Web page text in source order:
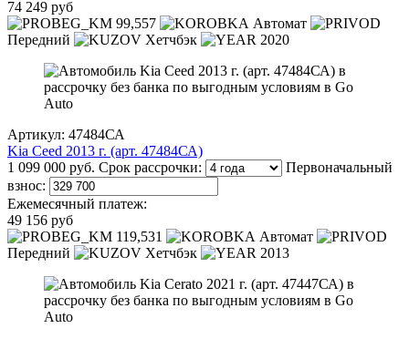
74 249 руб
99,557
Автомат
Передний
Хетчбэк 2020
Артикул: 47484СА
Kia Ceed 2013 г. (арт. 47484СА)
1 099 000 руб. Срок рассрочки:
Первоначальный
взнос:
Ежемесячный платеж:
49 156 руб
119,531
Автомат
Передний
Хетчбэк 2013